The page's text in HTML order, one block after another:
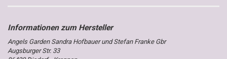
Angels Garden Sandra Hofbauer und Stefan Franke Gbr
Augsburger Str. 33